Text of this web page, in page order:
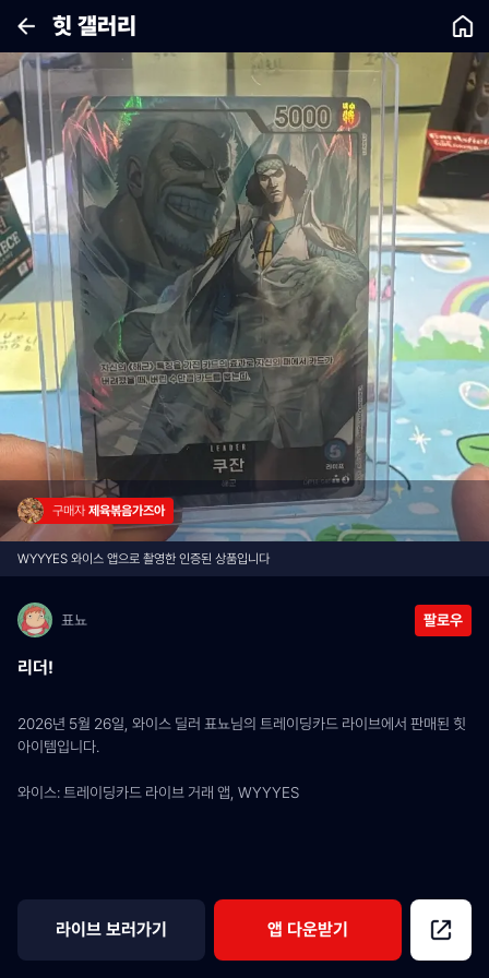
힛 갤러리
구매자 제육볶음가즈아
WYYYES 와이스 앱으로 촬영한 인증된 상품입니다
표뇨 팔로우
리더!
2026년 5월 26일, 와이스 딜러 표뇨님의 트레이딩카드 라이브에서 판매된 힛
아이템입니다.
와이스: 트레이딩카드 라이브 거래 앱, WYYYES
라이브 보러가기 앱 다운받기